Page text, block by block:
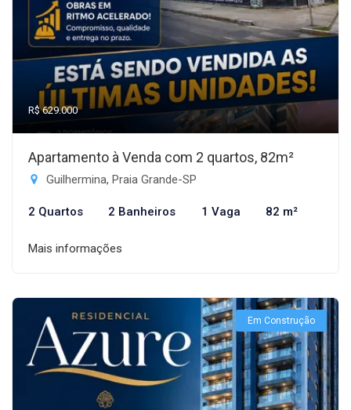
R$ 629.000
Apartamento à Venda com 2 quartos, 82m²
Guilhermina, Praia Grande-SP
2 Quartos 2 Banheiros 1 Vaga 82 m²
Mais informações
Em Construção